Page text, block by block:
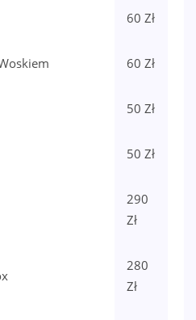
60 Zł
60 Zł
50 Zł
50 Zł
290
Zł
280
Zł